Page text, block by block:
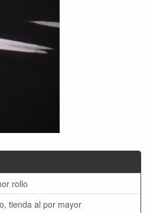
rollo
tienda al por mayor